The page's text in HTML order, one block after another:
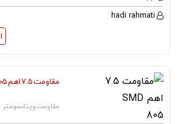
hadi rahmati
مقاومت 7.5 اهم SMD 805
مقاومت و پتانسومتر